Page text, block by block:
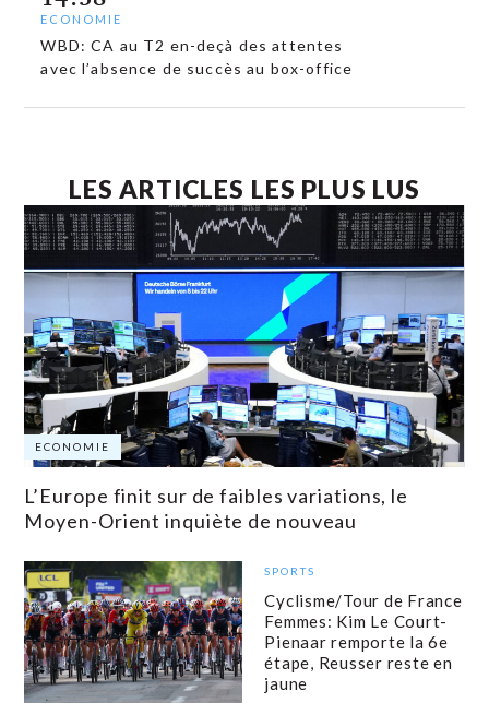
ECONOMIE
WBD: CA au T2 en-deçà des attentes
avec l’absence de succès au box-office
LES ARTICLES LES PLUS LUS
ECONOMIE
L’Europe finit sur de faibles variations, le
Moyen-Orient inquiète de nouveau
SPORTS
Cyclisme/Tour de France
Femmes: Kim Le Court-
Pienaar remporte la 6e
étape, Reusser reste en
jaune